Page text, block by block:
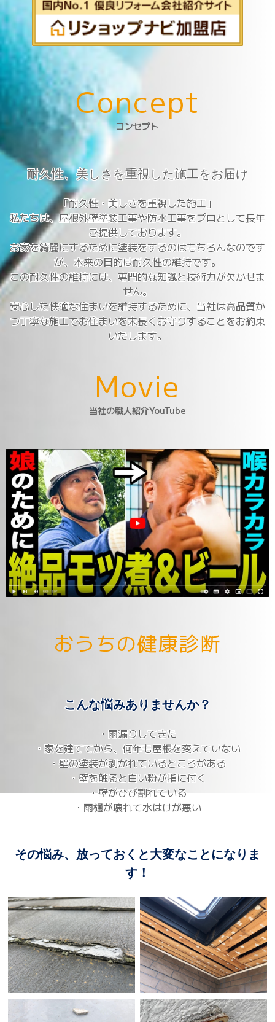
Concept
コンセプト
耐久性、美しさを重視した施工をお届け
「耐久性・美しさを重視した施工」
私たちは、屋根外壁塗装工事や防水工事をプロとして長年
ご提供しております。
お家を綺麗にするために塗装をするのはもちろんなのです
が、本来の目的は耐久性の維持です。
この耐久性の維持には、専門的な知識と技術力が欠かせま
せん。
安心した快適な住まいを維持するために、当社は高品質か
つ丁寧な施工でお住まいを末長くお守りすることをお約束
いたします。
Movie
当社の職人紹介YouTube
おうちの健康診断
こんな悩みありませんか？
・雨漏りしてきた
・家を建ててから、何年も屋根を変えていない
・壁の塗装が剥がれているところがある
・壁を触ると白い粉が指に付く
・壁がひび割れている
・雨樋が壊れて水はけが悪い
その悩み、放っておくと大変なことになりま
す！